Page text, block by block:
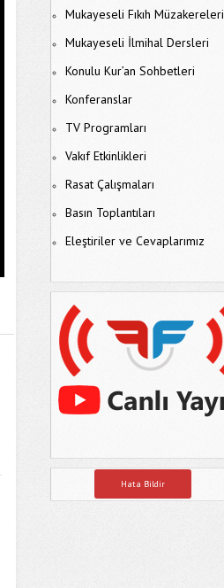
Mukayeseli Fıkıh Müzakereleri
Mukayeseli İlmihal Dersleri
Konulu Kur’an Sohbetleri
Konferanslar
TV Programları
Vakıf Etkinlikleri
Rasat Çalışmaları
Basın Toplantıları
Eleştiriler ve Cevaplarımız
Hata Bildir